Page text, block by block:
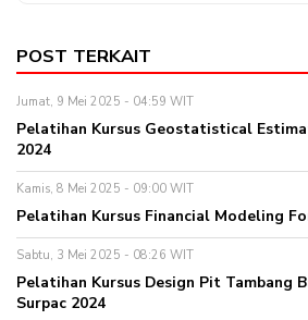
POST TERKAIT
Jumat, 9 Mei 2025 - 04:59 WIT
Pelatihan Kursus Geostatistical
2024
Kamis, 8 Mei 2025 - 09:00 WIT
Pelatihan Kursus Financial Modeling
Sabtu, 3 Mei 2025 - 08:26 WIT
Pelatihan Kursus Design Pit Tambang
Surpac 2024